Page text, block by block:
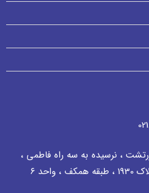
زرتشت ، نرسيده به سه راه فاطمی ،
٦